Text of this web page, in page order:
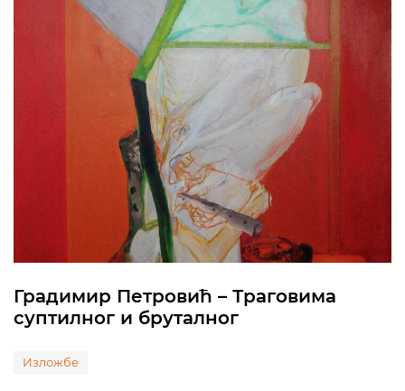
Градимир Петровић – Траговима
суптилног и бруталног
Изложбе